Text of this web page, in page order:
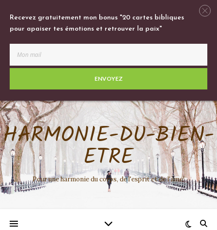
HARMONIE-DU-BIEN-
ETRE
Pour une harmonie du corps, de l'esprit et de l'âme!
Recevez gratuitement mon bonus "20 cartes bibliques
pour apaiser tes émotions et retrouver la paix"
ENVOYEZ